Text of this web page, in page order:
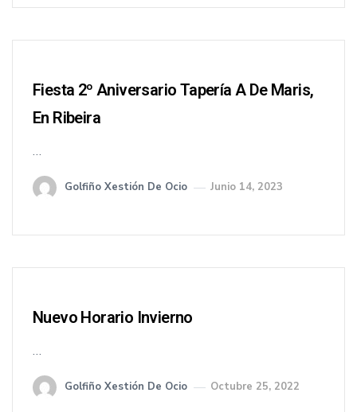
Fiesta 2º Aniversario Tapería A De Maris,
En Ribeira
…
Golfiño Xestión De Ocio Junio 14, 2023
Nuevo Horario Invierno
…
Golfiño Xestión De Ocio Octubre 25, 2022